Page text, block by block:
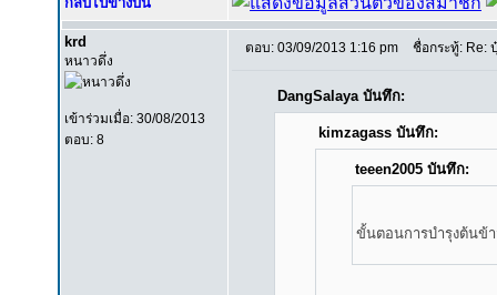
krd
หนาวดึ่ง
เข้าร่วมเมื่อ: 30/08/2013
ตอบ: 8
ตอบ: 03/09/2013 1:16 pm ชื่อกระทู้: Re:
DangSalaya บันทึก:
kimzagass บันทึก:
teeen2005 บันทึก:
ขั้นตอนการบำรุงต้นข้